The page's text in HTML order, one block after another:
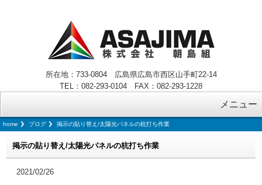
所在地：733-0804 広島県広島市西区山手町22-14
TEL：082-293-0104 FAX：082-293-1228
メニュー
home ブログ 掲示の貼り替え/太陽光パネルの杭打ち作業
掲示の貼り替え/太陽光パネルの杭打ち作業
2021/02/26